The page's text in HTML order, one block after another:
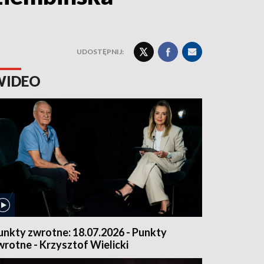
UDOSTĘPNIJ:
zwrotne: 18.07.2026 - Punkty
- Krzysztof Wielicki